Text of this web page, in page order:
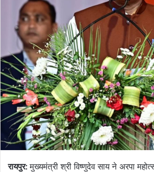
रायपुर:मुख्यमंत्री श्री विष्णुदेव साय ने अरपा